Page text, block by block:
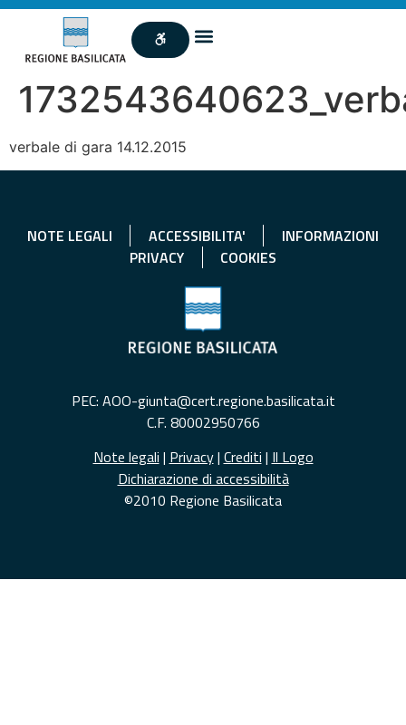
verbale di gara 14.12.2015
NOTE LEGALI ACCESSIBILITA'
INFORMAZIONI
PRIVACY
COOKIES
PEC: AOO-giunta@cert.regione.basilicata.it
C.F. 80002950766
Note legali | Privacy| Crediti | Il Logo
Dichiarazione di accessibilità
©2010 Regione Basilicata